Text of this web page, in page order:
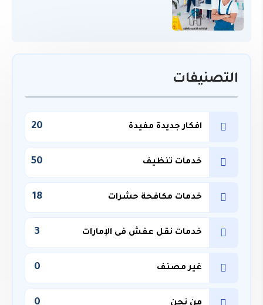
التصنيفات
افكار جديدة مفيدة 20
خدمات تنظيف 50
خدمات مكافحة حشرات 18
خدمات نقل عفش فى الإمارات 3
غير مصنف 0